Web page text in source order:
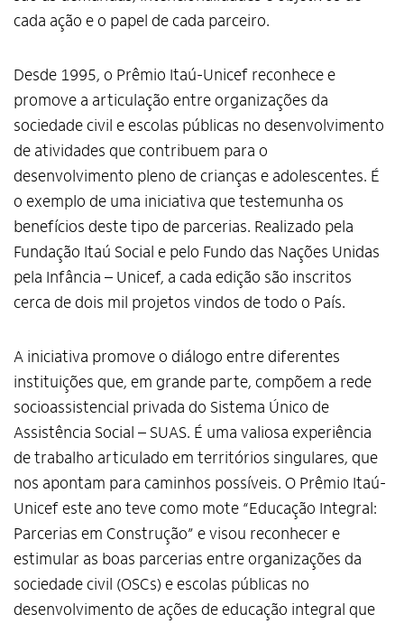
cada ação e o papel de cada parceiro.
Desde 1995, o Prêmio Itaú-Unicef reconhece e
promove a articulação entre organizações da
sociedade civil e escolas públicas no desenvolvimento
de atividades que contribuem para o
desenvolvimento pleno de crianças e adolescentes. É
o exemplo de uma iniciativa que testemunha os
benefícios deste tipo de parcerias. Realizado pela
Fundação Itaú Social e pelo Fundo das Nações Unidas
pela Infância – Unicef, a cada edição são inscritos
cerca de dois mil projetos vindos de todo o País.
A iniciativa promove o diálogo entre diferentes
instituições que, em grande parte, compõem a rede
socioassistencial privada do Sistema Único de
Assistência Social – SUAS. É uma valiosa experiência
de trabalho articulado em territórios singulares, que
nos apontam para caminhos possíveis. O Prêmio Itaú-
Unicef este ano teve como mote “Educação Integral:
Parcerias em Construção” e visou reconhecer e
estimular as boas parcerias entre organizações da
sociedade civil (OSCs) e escolas públicas no
desenvolvimento de ações de educação integral que